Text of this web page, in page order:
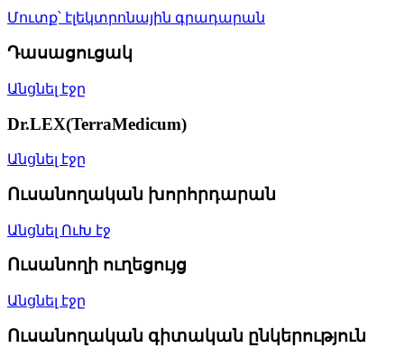
Մուտք՝ էլեկտրոնային գրադարան
Դասացուցակ
Անցնել էջը
Dr.LEX(TerraMedicum)
Անցնել էջը
Ուսանողական խորհրդարան
Անցնել ՈւԽ էջ
Ուսանողի ուղեցույց
Անցնել էջը
Ուսանողական գիտական ընկերություն